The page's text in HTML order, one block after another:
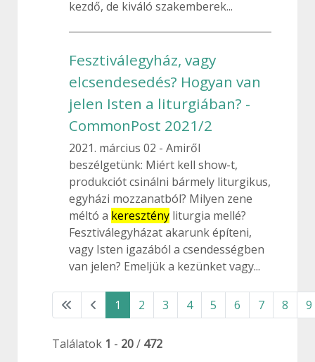
kezdő, de kiváló szakemberek...
Fesztiválegyház, vagy
elcsendesedés? Hogyan van
jelen Isten a liturgiában? -
CommonPost 2021/2
2021. március 02
Amiről
beszélgetünk: Miért kell show-t,
produkciót csinálni bármely liturgikus,
egyházi mozzanatból? Milyen zene
méltó a keresztény liturgia mellé?
Fesztiválegyházat akarunk építeni,
vagy Isten igazából a csendességben
van jelen? Emeljük a kezünket vagy...
1 2 3 4 5 6 7 8 9
Találatok 1 - 20/ 472